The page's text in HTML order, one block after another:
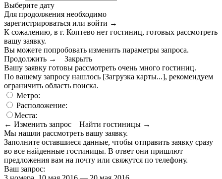
Выберите дату
Для продолжения необходимо
зарегистрироваться или войти →
К сожалению, в г. Коптево нет гостиниц, готовых рассмотреть
вашу заявку.
Вы можете попробовать изменить параметры запроса.
Продолжить →
Закрыть
Вашу заявку готовы рассмотреть очень много гостиниц.
По вашему запросу нашлось [Загрузка карты...], рекомендуем
ограничить область поиска.
Метро:
Расположение:
Места:
← Изменить запрос
Найти гостиницы →
Мы нашли рассмотреть вашу заявку.
Заполните оставшиеся данные, чтобы отправить заявку сразу
во все найденные гостиницы. В ответ они пришлют
предложения вам на почту или свяжутся по телефону.
Ваш запрос: